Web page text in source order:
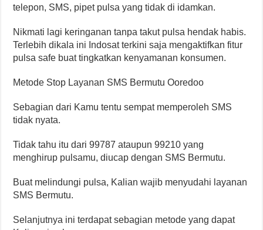
telepon, SMS, pipet pulsa yang tidak di idamkan.
Nikmati lagi keringanan tanpa takut pulsa hendak habis.
Terlebih dikala ini Indosat terkini saja mengaktifkan fitur
pulsa safe buat tingkatkan kenyamanan konsumen.
Metode Stop Layanan SMS Bermutu Ooredoo
Sebagian dari Kamu tentu sempat memperoleh SMS
tidak nyata.
Tidak tahu itu dari 99787 ataupun 99210 yang
menghirup pulsamu, diucap dengan SMS Bermutu.
Buat melindungi pulsa, Kalian wajib menyudahi layanan
SMS Bermutu.
Selanjutnya ini terdapat sebagian metode yang dapat